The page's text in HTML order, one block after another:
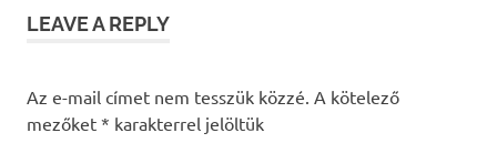
webinárium
LEAVE A REPLY
Az e-mail címet nem tesszük közzé. A kötelező
mezőket * karakterrel jelöltük